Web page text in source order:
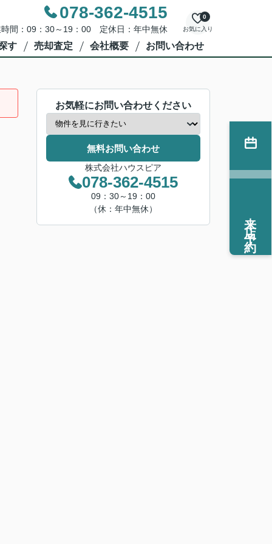
078-362-4515
間：09：30～19：00 定休日：年中無休 お気に入り
0
す 売却査定 会社概要 お問い合わせ
お気軽にお問い合わせください
無料お問い合わせ
株式会社ハウスピア
078-362-4515
09：30～19：00
（休：年中無休）
来店予約